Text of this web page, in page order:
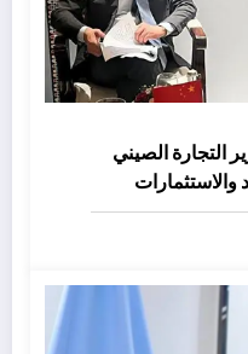
وزير التجارة الصيني
والاستثمارات